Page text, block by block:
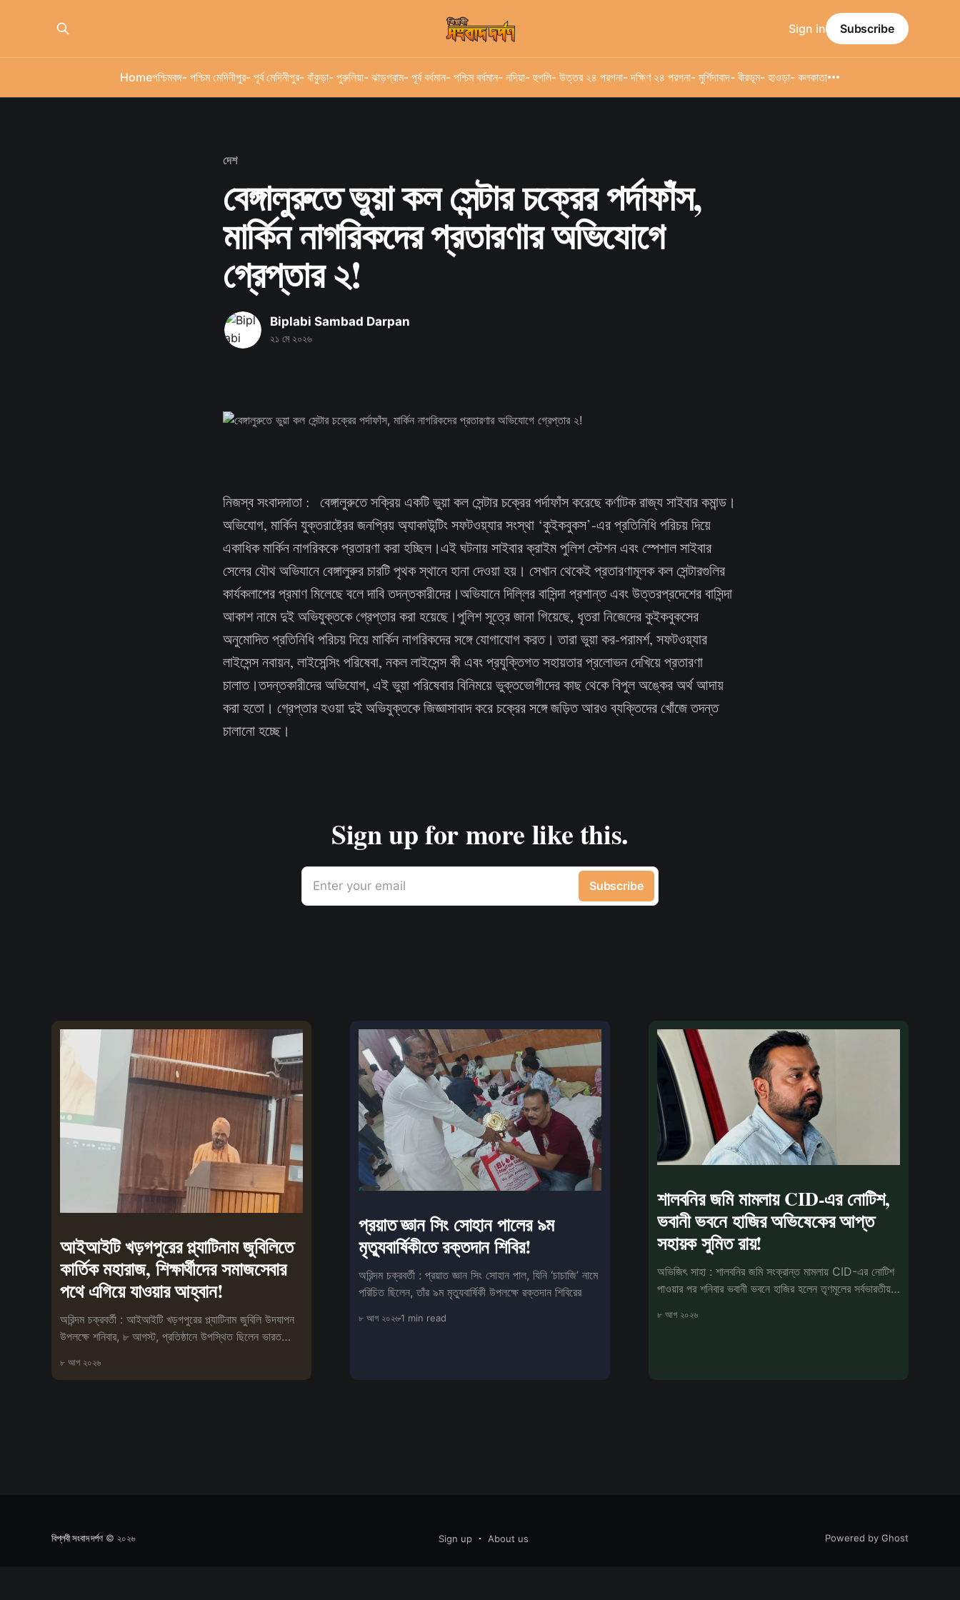
Homeপশ্চিমবঙ্গ- পশ্চিম মেদিনীপুর- পূর্ব মেদিনীপুর- বাঁকুড়া- পুরুলিয়া- ঝাড়গ্রাম- পূর্ব বর্ধমান- পশ্চিম বর্ধমান- নদিয়া- হুগলি- উত্তর ২৪ পরগনা- দক্ষিণ ২৪ পরগনা- মুর্শিদাবাদ- বীরভূম- হাওড়া- কলকাতা
Sign in Subscribe
দেশ
বেঙ্গালুরুতে ভুয়া কল সেন্টার চক্রের পর্দাফাঁস,
মার্কিন নাগরিকদের প্রতারণার অভিযোগে
গ্রেপ্তার ২!
Biplabi Sambad Darpan
২১ মে ২০২৬
নিজস্ব সংবাদদাতা : বেঙ্গালুরুতে সক্রিয় একটি ভুয়া কল সেন্টার চক্রের পর্দাফাঁস করেছে কর্ণাটক রাজ্য সাইবার কমান্ড।
অভিযোগ, মার্কিন যুক্তরাষ্ট্রের জনপ্রিয় অ্যাকাউন্টিং সফটওয়্যার সংস্থা ‘কুইকবুকস’-এর প্রতিনিধি পরিচয় দিয়ে
একাধিক মার্কিন নাগরিককে প্রতারণা করা হচ্ছিল।এই ঘটনায় সাইবার ক্রাইম পুলিশ স্টেশন এবং স্পেশাল সাইবার
সেলের যৌথ অভিযানে বেঙ্গালুরুর চারটি পৃথক স্থানে হানা দেওয়া হয়। সেখান থেকেই প্রতারণামূলক কল সেন্টারগুলির
কার্যকলাপের প্রমাণ মিলেছে বলে দাবি তদন্তকারীদের।অভিযানে দিল্লির বাসিন্দা প্রশান্ত এবং উত্তরপ্রদেশের বাসিন্দা
আকাশ নামে দুই অভিযুক্তকে গ্রেপ্তার করা হয়েছে।পুলিশ সূত্রে জানা গিয়েছে, ধৃতরা নিজেদের কুইকবুকসের
অনুমোদিত প্রতিনিধি পরিচয় দিয়ে মার্কিন নাগরিকদের সঙ্গে যোগাযোগ করত। তারা ভুয়া কর-পরামর্শ, সফটওয়্যার
লাইসেন্স নবায়ন, লাইসেন্সিং পরিষেবা, নকল লাইসেন্স কী এবং প্রযুক্তিগত সহায়তার প্রলোভন দেখিয়ে প্রতারণা
চালাত।তদন্তকারীদের অভিযোগ, এই ভুয়া পরিষেবার বিনিময়ে ভুক্তভোগীদের কাছ থেকে বিপুল অঙ্কের অর্থ আদায়
করা হতো। গ্রেপ্তার হওয়া দুই অভিযুক্তকে জিজ্ঞাসাবাদ করে চক্রের সঙ্গে জড়িত আরও ব্যক্তিদের খোঁজে তদন্ত
চালানো হচ্ছে।
Sign up for more like this.
Enter your email Subscribe
আইআইটি খড়গপুরের প্ল্যাটিনাম জুবিলিতে
কার্তিক মহারাজ, শিক্ষার্থীদের সমাজসেবার
পথে এগিয়ে যাওয়ার আহ্বান!
অরিন্দম চক্রবর্তী : আইআইটি খড়গপুরের প্ল্যাটিনাম জুবিলি উদযাপন
উপলক্ষে শনিবার, ৮ আগস্ট, প্রতিষ্ঠানে উপস্থিত ছিলেন ভারত
৮ আগ ২০২৬
প্রয়াত জ্ঞান সিং সোহান পালের ৯ম
মৃত্যুবার্ষিকীতে রক্তদান শিবির!
অরিন্দম চক্রবর্তী : প্রয়াত জ্ঞান সিং সোহান পাল, যিনি ‘চাচাজি’ নামে
পরিচিত ছিলেন, তাঁর ৯ম মৃত্যুবার্ষিকী উপলক্ষে রক্তদান শিবিরের
৮ আগ ২০২৬1 min read
শালবনির জমি মামলায় CID-এর নোটিশ,
ভবানী ভবনে হাজির অভিষেকের আপ্ত
সহায়ক সুমিত রায়!
অভিজিৎ সাহা : শালবনির জমি সংক্রান্ত মামলায় CID-এর নোটিশ
পাওয়ার পর শনিবার ভবানী ভবনে হাজির হলেন তৃণমূলের সর্বভারতীয়
৮ আগ ২০২৬
বিপ্লবী সংবাদ দর্পণ© ২০২৬ Sign up About us Powered by Ghost